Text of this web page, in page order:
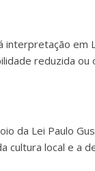
em
reduzida ou
da Lei Paulo
cultura local e a